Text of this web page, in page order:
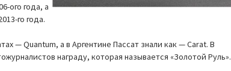
ого года, а
го года.
— Quantum, а в Аргентине Пассат знали как — Carat. В
награду, которая называется «Золотой Руль».